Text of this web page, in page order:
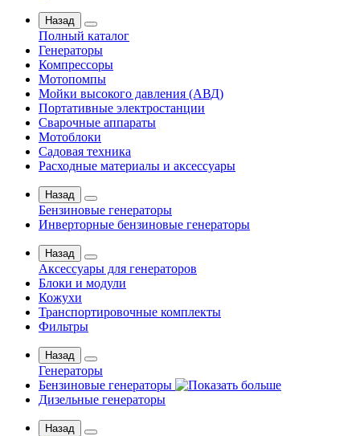
Назад
Полный каталог
Генераторы
Компрессоры
Мотопомпы
Мойки высокого давления (АВД)
Портативные электростанции
Сварочные аппараты
Мотоблоки
Садовая техника
Расходные материалы и аксессуары
Назад
Бензиновые генераторы
Инверторные бензиновые генераторы
Назад
Аксессуары для генераторов
Блоки и модули
Кожухи
Транспортировочные комплекты
Фильтры
Назад
Генераторы
Бензиновые генераторы
Дизельные генераторы
Назад